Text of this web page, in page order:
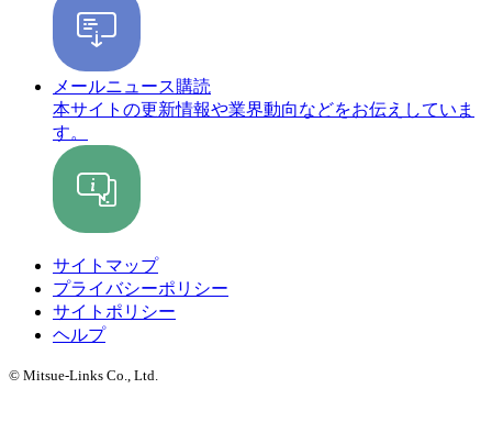
メールニュース購読
本サイトの更新情報や業界動向などをお伝えしていま
す。
サイトマップ
プライバシーポリシー
サイトポリシー
ヘルプ
© Mitsue-Links Co., Ltd.